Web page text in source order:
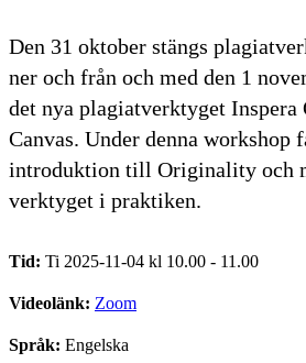
Den 31 oktober stängs
ner och från och med den 1
det nya plagiatverktyget
Canvas. Under denna workshop
introduktion till Originality och
verktyget i praktiken.
Tid: Ti 2025-11-04 kl 10.00 - 11.00
Videolänk: Zoom
Språk: Engelska